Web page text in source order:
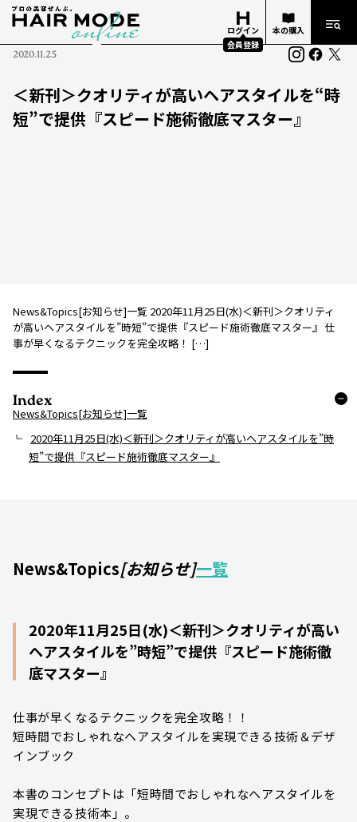
ログイン
会員登録
本の購入
2020.11.25
＜新刊＞クオリティが高いヘアスタイルを“時
短”で提供『スピード施術徹底マスター』
News&Topics[お知らせ]一覧 2020年11月25日(水)＜新刊＞クオリティ
が高いヘアスタイルを”時短”で提供『スピード施術徹底マスター』 仕
事が早くなるテクニックを完全攻略！ […]
Index
News&Topics[お知らせ]一覧
2020年11月25日(水)＜新刊＞クオリティが高いヘアスタイルを”時
短”で提供『スピード施術徹底マスター』
News&Topics[お知らせ]一覧
2020年11月25日(水)＜新刊＞クオリティが高い
ヘアスタイルを”時短”で提供『スピード施術徹
底マスター』
仕事が早くなるテクニックを完全攻略！！
短時間でおしゃれなヘアスタイルを実現できる技術＆デザ
インブック
本書のコンセプトは「短時間でおしゃれなヘアスタイルを
実現できる技術本」。